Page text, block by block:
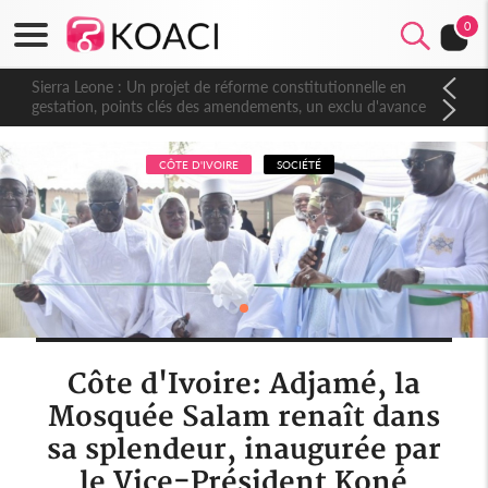
0
Sierra Leone : Un projet de réforme constitutionnelle en
gestation, points clés des amendements, un exclu d'avance
CÔTE D'IVOIRE SOCIÉTÉ
Côte d'Ivoire: Adjamé, la
Mosquée Salam renaît dans
sa splendeur, inaugurée par